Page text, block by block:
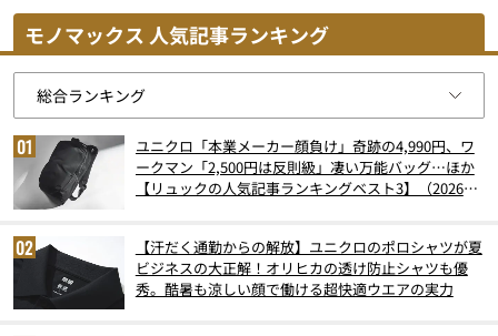
モノマックス 人気記事ランキング
ユニクロ「本業メーカー顔負け」奇跡の4,990円、ワ
ークマン「2,500円は反則級」凄い万能バッグ…ほか
【リュックの人気記事ランキングベスト3】（2026年
【汗だく通勤からの解放】ユニクロのポロシャツが夏
ビジネスの大正解！オリヒカの透け防止シャツも優
秀。酷暑も涼しい顔で働ける超快適ウエアの実力